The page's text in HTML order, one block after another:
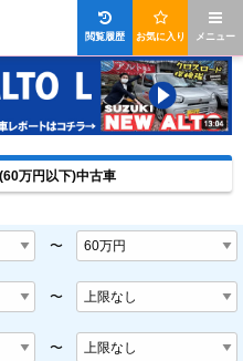
メニュー
お気に入り
閲覧履歴
万円以下)中古車
〜
〜
〜